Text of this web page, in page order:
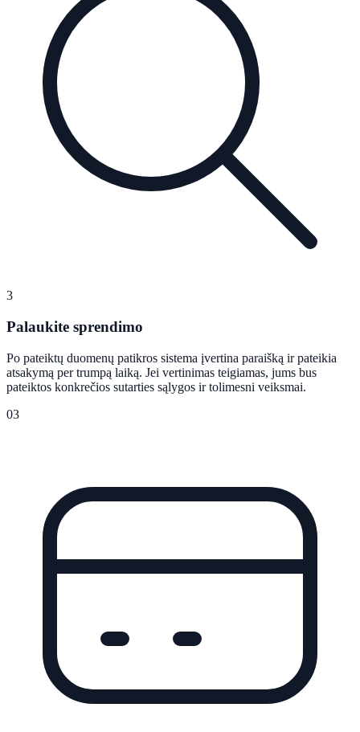
3
Palaukite sprendimo
Po pateiktų duomenų patikros sistema įvertina paraišką ir pateikia
atsakymą per trumpą laiką. Jei vertinimas teigiamas, jums bus
pateiktos konkrečios sutarties sąlygos ir tolimesni veiksmai.
03